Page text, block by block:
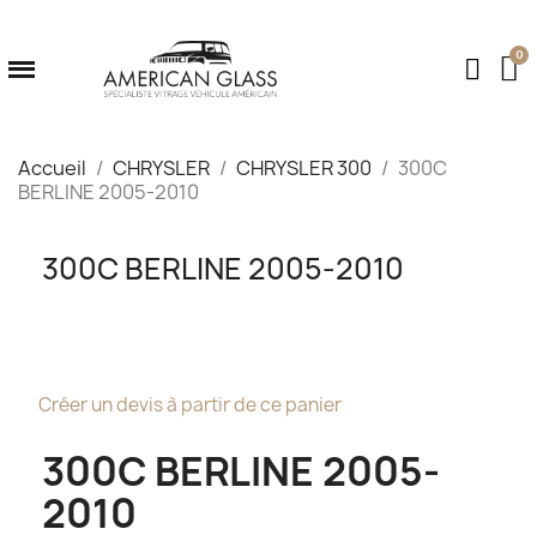
Accueil CHRYSLER CHRYSLER 300
300C
BERLINE 2005-2010
300C BERLINE 2005-2010
Créer un devis à partir de ce panier
300C BERLINE 2005-
2010